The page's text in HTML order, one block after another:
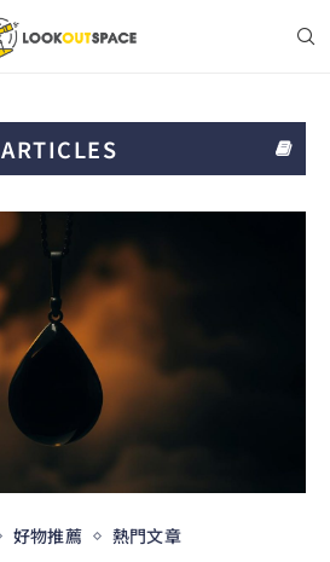
ARTICLES
好物推薦 熱門文章